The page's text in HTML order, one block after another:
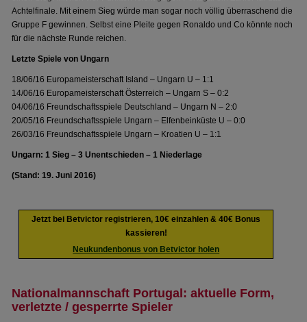
Achtelfinale. Mit einem Sieg würde man sogar noch völlig überraschend die
Gruppe F gewinnen. Selbst eine Pleite gegen Ronaldo und Co könnte noch
für die nächste Runde reichen.
Letzte Spiele von Ungarn
18/06/16 Europameisterschaft Island – Ungarn U – 1:1
14/06/16 Europameisterschaft Österreich – Ungarn S – 0:2
04/06/16 Freundschaftsspiele Deutschland – Ungarn N – 2:0
20/05/16 Freundschaftsspiele Ungarn – Elfenbeinküste U – 0:0
26/03/16 Freundschaftsspiele Ungarn – Kroatien U – 1:1
Ungarn: 1 Sieg – 3 Unentschieden – 1 Niederlage
(Stand: 19. Juni 2016)
Jetzt bei Betvictor registrieren, 10€ einzahlen & 40€ Bonus
kassieren!
Neukundenbonus von Betvictor holen
Nationalmannschaft Portugal: aktuelle Form,
verletzte / gesperrte Spieler